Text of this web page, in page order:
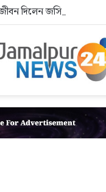
দিলেন জসিম: আশ্রয়হীন